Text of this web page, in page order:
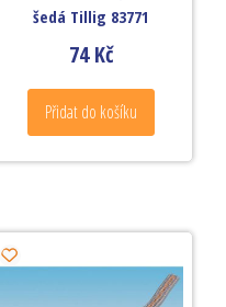
šedá Tillig 83771
74Kč
Přidat do košíku